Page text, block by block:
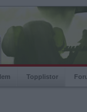
Topplistor